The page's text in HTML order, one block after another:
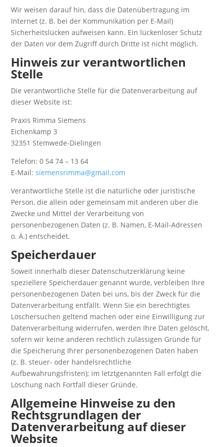
Wir weisen darauf hin, dass die Datenübertragung im
Internet (z. B. bei der Kommunikation per E-Mail)
Sicherheitslücken aufweisen kann. Ein lückenloser Schutz
der Daten vor dem Zugriff durch Dritte ist nicht möglich.
Hinweis zur verantwortlichen
Stelle
Die verantwortliche Stelle für die Datenverarbeitung auf
dieser Website ist:
Praxis Rimma Siemens
Eichenkamp 3
32351 Stemwede-Dielingen
Telefon: 0 54 74 – 13 64
E-Mail:siemensrimma@gmail.com
Verantwortliche Stelle ist die natürliche oder juristische
Person, die allein oder gemeinsam mit anderen über die
Zwecke und Mittel der Verarbeitung von
personenbezogenen Daten (z. B. Namen, E-Mail-Adressen
o. Ä.) entscheidet.
Speicherdauer
Soweit innerhalb dieser Datenschutzerklärung keine
speziellere Speicherdauer genannt wurde, verbleiben Ihre
personenbezogenen Daten bei uns, bis der Zweck für die
Datenverarbeitung entfällt. Wenn Sie ein berechtigtes
Löschersuchen geltend machen oder eine Einwilligung zur
Datenverarbeitung widerrufen, werden Ihre Daten gelöscht,
sofern wir keine anderen rechtlich zulässigen Gründe für
die Speicherung Ihrer personenbezogenen Daten haben
(z. B. steuer- oder handelsrechtliche
Aufbewahrungsfristen); im letztgenannten Fall erfolgt die
Löschung nach Fortfall dieser Gründe.
Allgemeine Hinweise zu den
Rechtsgrundlagen der
Datenverarbeitung auf dieser
Website